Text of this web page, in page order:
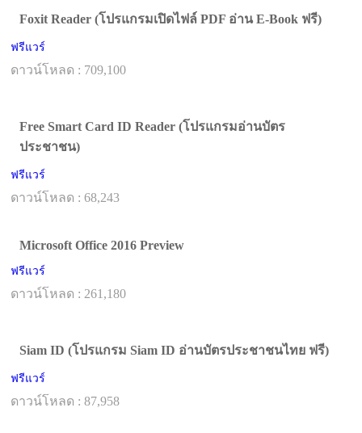
Foxit Reader (โปรแกรมเปิดไฟล์ PDF อ่าน E-Book ฟรี)
ฟรีแวร์
ดาวน์โหลด : 709,100
Free Smart Card ID Reader (โปรแกรมอ่านบัตร
ประชาชน)
ฟรีแวร์
ดาวน์โหลด : 68,243
Microsoft Office 2016 Preview
ฟรีแวร์
ดาวน์โหลด : 261,180
Siam ID (โปรแกรม Siam ID อ่านบัตรประชาชนไทย ฟรี)
ฟรีแวร์
ดาวน์โหลด : 87,958